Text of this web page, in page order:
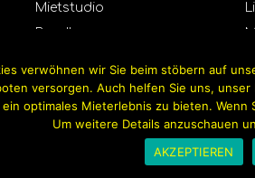
Mietstudio
Bundles
verwöhnen wir Sie beim stöbern auf
versorgen. Auch helfen Sie uns,
ein optimales Mieterlebnis zu bieten. Wenn
Um weitere Details anzuschauen
AKZEPTIEREN